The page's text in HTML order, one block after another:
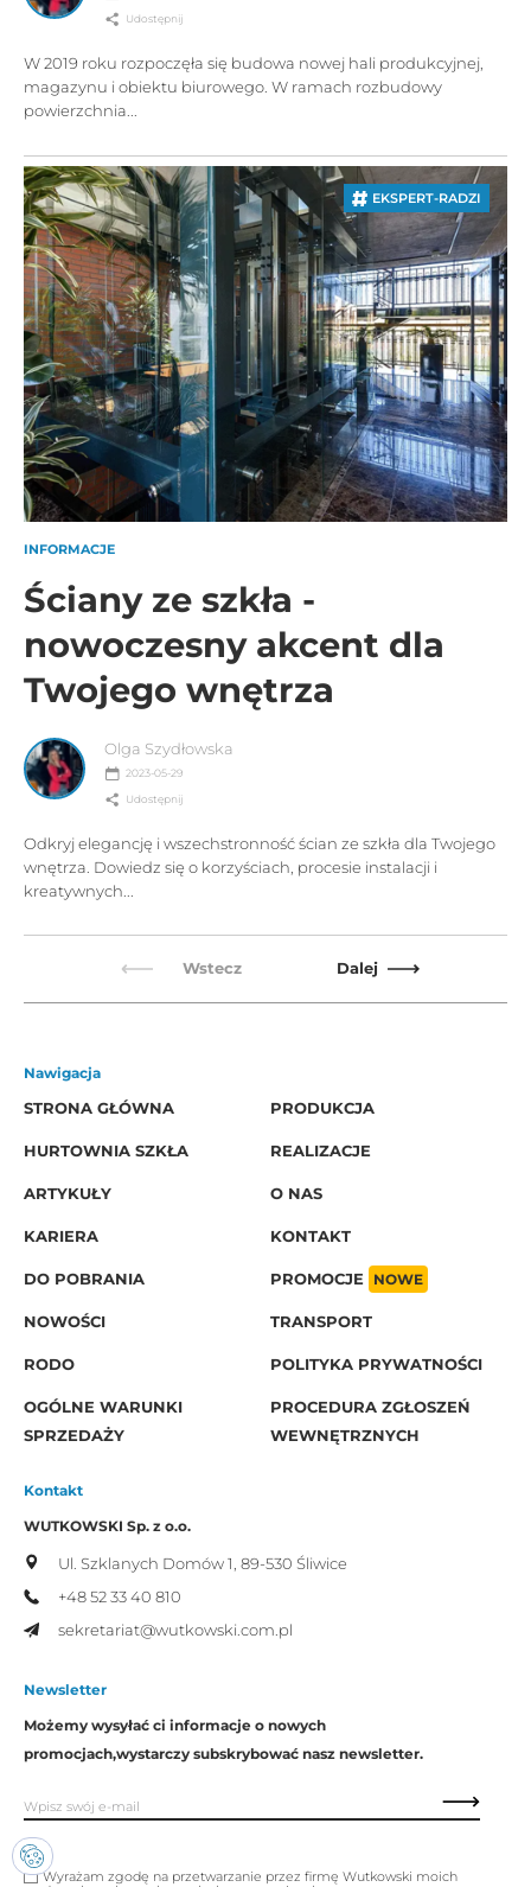
Udostępnij
W 2019 roku rozpoczęła się budowa nowej hali produkcyjnej,
magazynu i obiektu biurowego. W ramach rozbudowy
powierzchnia...
EKSPERT-RADZI
INFORMACJE
Ściany ze szkła -
nowoczesny akcent dla
Twojego wnętrza
Olga Szydłowska
2023-05-29
Udostępnij
Odkryj elegancję i wszechstronność ścian ze szkła dla Twojego
wnętrza. Dowiedz się o korzyściach, procesie instalacji i
kreatywnych...
Wstecz Dalej
Nawigacja
STRONA GŁÓWNA
PRODUKCJA
HURTOWNIA SZKŁA REALIZACJE
ARTYKUŁY O NAS
KARIERA KONTAKT
DO POBRANIA PROMOCJE NOWE
NOWOŚCI TRANSPORT
RODO POLITYKA PRYWATNOŚCI
OGÓLNE WARUNKI
SPRZEDAŻY
PROCEDURA ZGŁOSZEŃ
WEWNĘTRZNYCH
Kontakt
WUTKOWSKI Sp. z o.o.
Ul. Szklanych Domów 1, 89-530 Śliwice
+48 52 33 40 810
sekretariat@wutkowski.com.pl
Newsletter
Możemy wysyłać ci informacje o nowych
promocjach,wystarczy subskrybować nasz newsletter.
Wyrażam zgodę na przetwarzanie przez firmę Wutkowski moich